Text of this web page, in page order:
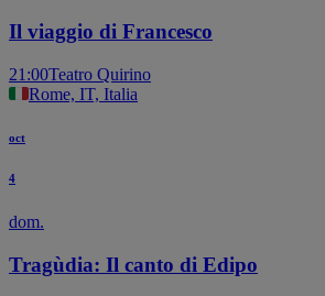
Il viaggio di Francesco
21:00Teatro Quirino
Rome, IT, Italia
oct
4
dom.
Tragùdia: Il canto di Edipo